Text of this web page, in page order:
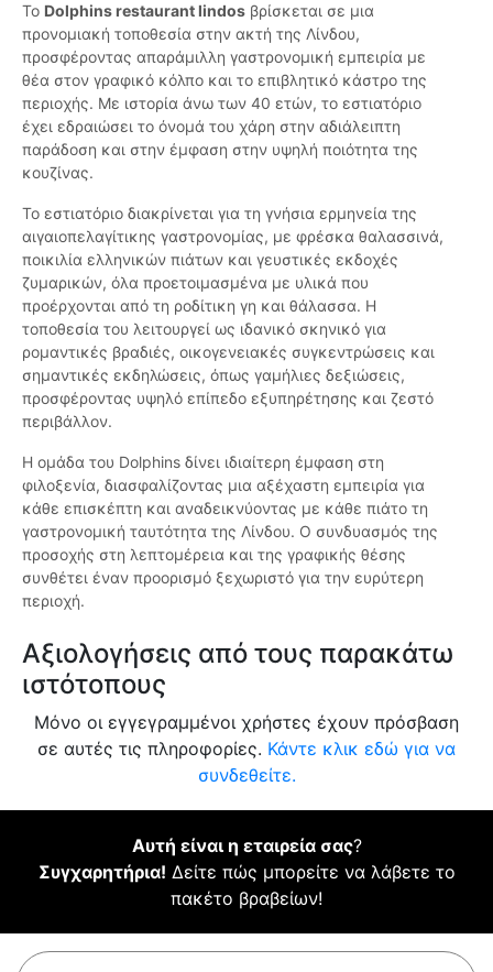
Το Dolphins restaurant lindos βρίσκεται σε μια
προνομιακή τοποθεσία στην ακτή της Λίνδου,
προσφέροντας απαράμιλλη γαστρονομική εμπειρία με
θέα στον γραφικό κόλπο και το επιβλητικό κάστρο της
περιοχής. Με ιστορία άνω των 40 ετών, το εστιατόριο
έχει εδραιώσει το όνομά του χάρη στην αδιάλειπτη
παράδοση και στην έμφαση στην υψηλή ποιότητα της
κουζίνας.
Το εστιατόριο διακρίνεται για τη γνήσια ερμηνεία της
αιγαιοπελαγίτικης γαστρονομίας, με φρέσκα θαλασσινά,
ποικιλία ελληνικών πιάτων και γευστικές εκδοχές
ζυμαρικών, όλα προετοιμασμένα με υλικά που
προέρχονται από τη ροδίτικη γη και θάλασσα. Η
τοποθεσία του λειτουργεί ως ιδανικό σκηνικό για
ρομαντικές βραδιές, οικογενειακές συγκεντρώσεις και
σημαντικές εκδηλώσεις, όπως γαμήλιες δεξιώσεις,
προσφέροντας υψηλό επίπεδο εξυπηρέτησης και ζεστό
περιβάλλον.
Η ομάδα του Dolphins δίνει ιδιαίτερη έμφαση στη
φιλοξενία, διασφαλίζοντας μια αξέχαστη εμπειρία για
κάθε επισκέπτη και αναδεικνύοντας με κάθε πιάτο τη
γαστρονομική ταυτότητα της Λίνδου. Ο συνδυασμός της
προσοχής στη λεπτομέρεια και της γραφικής θέσης
συνθέτει έναν προορισμό ξεχωριστό για την ευρύτερη
περιοχή.
Αξιολογήσεις από τους παρακάτω
ιστότοπους
Μόνο οι εγγεγραμμένοι χρήστες έχουν πρόσβαση
σε αυτές τις πληροφορίες. Κάντε κλικ εδώ για να
συνδεθείτε.
Αυτή είναι η εταιρεία σας?
Συγχαρητήρια! Δείτε πώς μπορείτε να λάβετε το
πακέτο βραβείων!